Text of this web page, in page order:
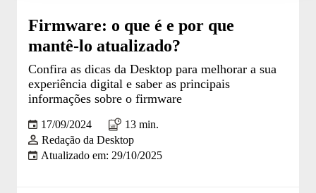
Tendências
Web Stories
Entretenimento
Firmware: o que é e por que
mantê-lo atualizado?
Confira as dicas da Desktop para melhorar a sua
experiência digital e saber as principais
informações sobre o firmware
17/09/2024
13 min.
Redação da Desktop
Atualizado em: 29/10/2025